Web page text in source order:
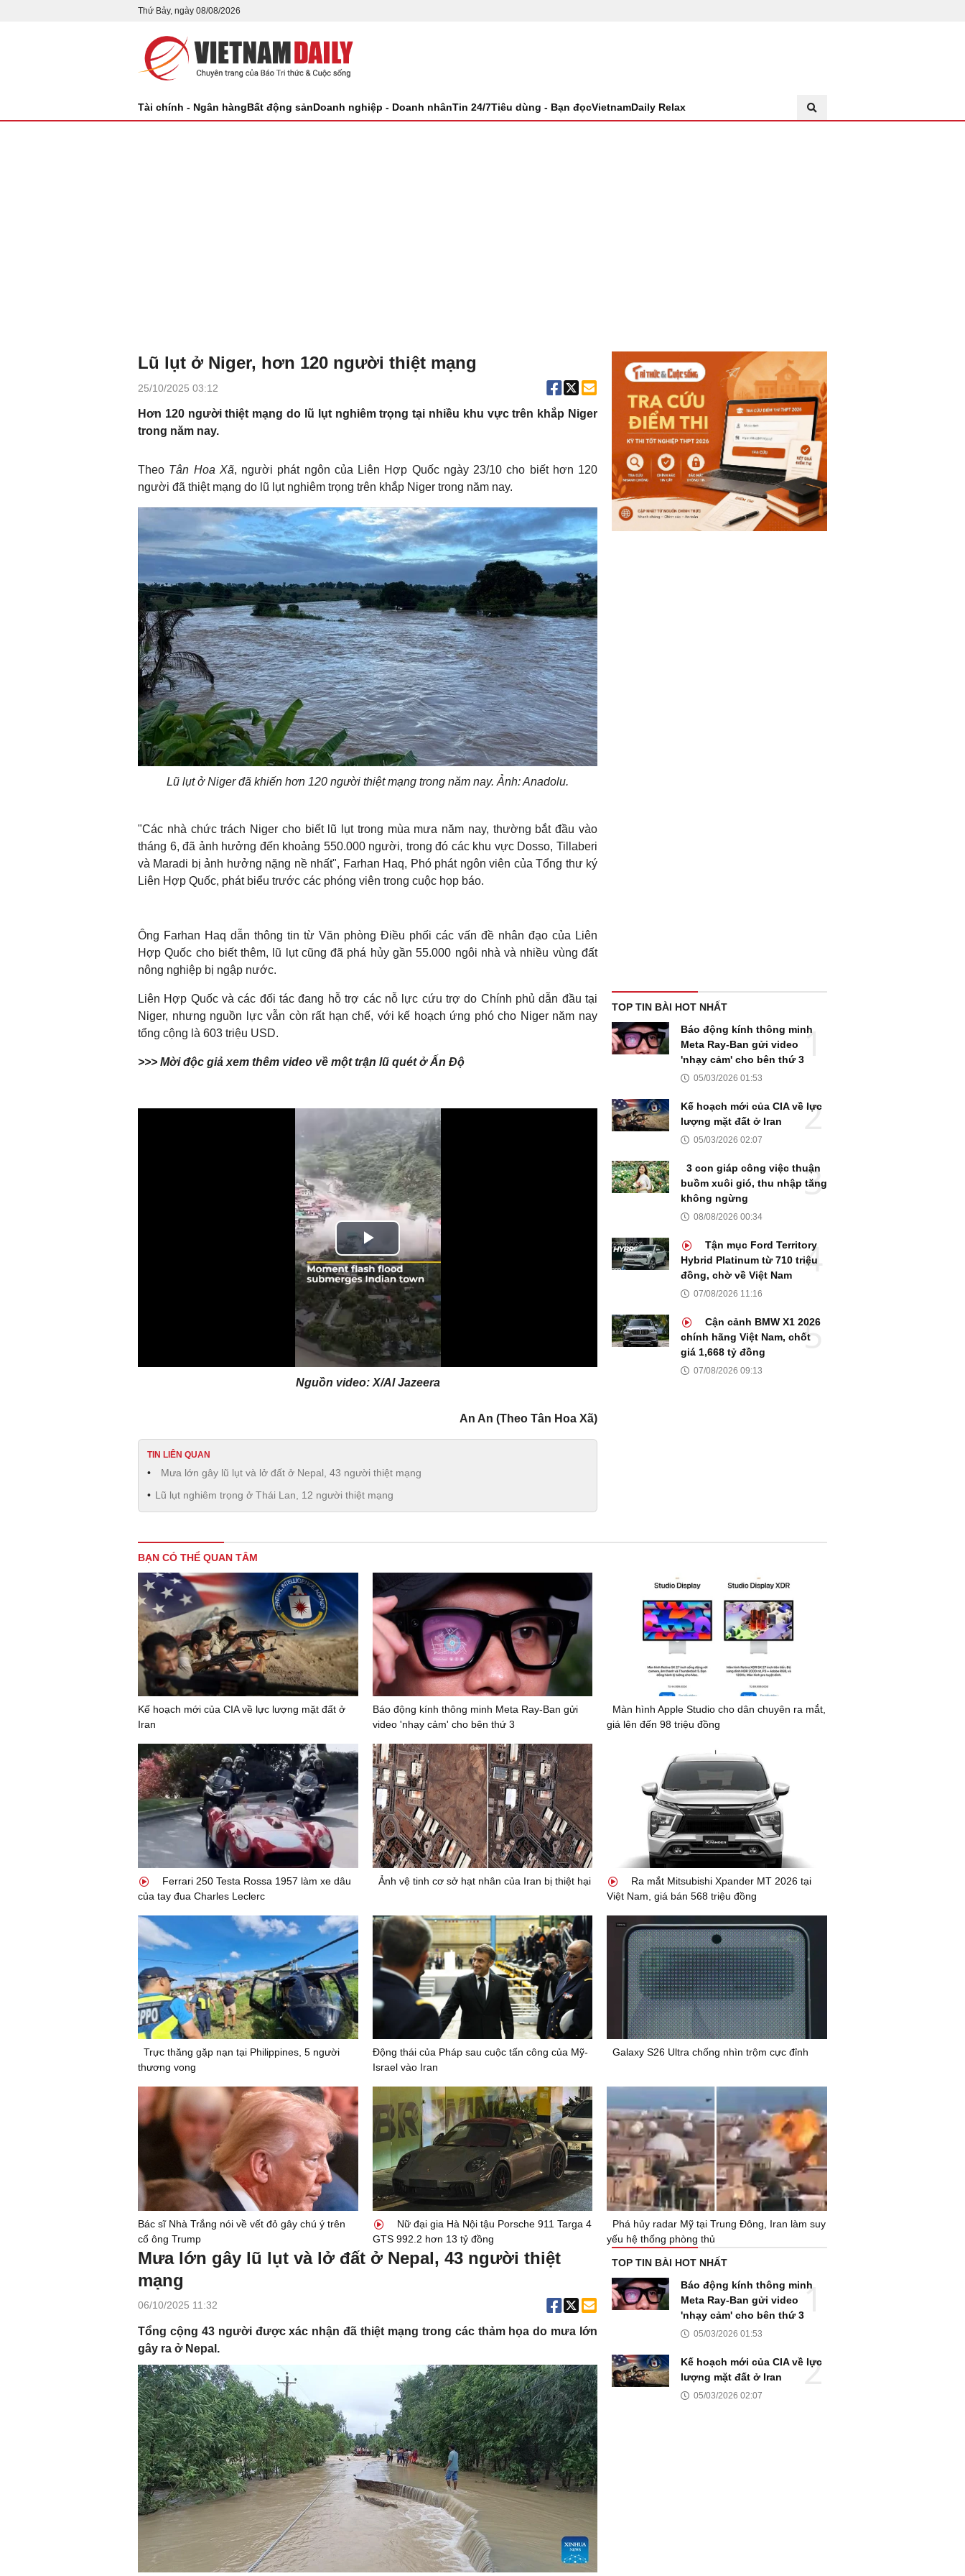
Thứ Bảy, ngày 08/08/2026
Tài chính - Ngân hàngBất động sảnDoanh nghiệp - Doanh nhânTin 24/7Tiêu dùng - Bạn đọcVietnamDaily Relax
Lũ lụt ở Niger, hơn 120 người thiệt mạng
25/10/2025 03:12
Hơn 120 người thiệt mạng do lũ lụt nghiêm trọng tại nhiều khu vực trên khắp Niger
trong năm nay.
Theo Tân Hoa Xã, người phát ngôn của Liên Hợp Quốc ngày 23/10 cho biết hơn 120
người đã thiệt mạng do lũ lụt nghiêm trọng trên khắp Niger trong năm nay.
Lũ lụt ở Niger đã khiến hơn 120 người thiệt mạng trong năm nay. Ảnh: Anadolu.
"Các nhà chức trách Niger cho biết lũ lụt trong mùa mưa năm nay, thường bắt đầu vào
tháng 6, đã ảnh hưởng đến khoảng 550.000 người, trong đó các khu vực Dosso, Tillaberi
và Maradi bị ảnh hưởng nặng nề nhất", Farhan Haq, Phó phát ngôn viên của Tổng thư ký
Liên Hợp Quốc, phát biểu trước các phóng viên trong cuộc họp báo.
Ông Farhan Haq dẫn thông tin từ Văn phòng Điều phối các vấn đề nhân đạo của Liên
Hợp Quốc cho biết thêm, lũ lụt cũng đã phá hủy gần 55.000 ngôi nhà và nhiều vùng đất
nông nghiệp bị ngập nước.
Liên Hợp Quốc và các đối tác đang hỗ trợ các nỗ lực cứu trợ do Chính phủ dẫn đầu tại
Niger, nhưng nguồn lực vẫn còn rất hạn chế, với kế hoạch ứng phó cho Niger năm nay
tổng cộng là 603 triệu USD.
>>> Mời độc giả xem thêm video về một trận lũ quét ở Ấn Độ
Play
Video
Nguồn video: X/Al Jazeera
An An (Theo Tân Hoa Xã)
TIN LIÊN QUAN
Mưa lớn gây lũ lụt và lở đất ở Nepal, 43 người thiệt mạng
Lũ lụt nghiêm trọng ở Thái Lan, 12 người thiệt mạng
TOP TIN BÀI HOT NHẤT
Báo động kính thông minh
Meta Ray-Ban gửi video
'nhạy cảm' cho bên thứ 3
05/03/2026 01:53
Kế hoạch mới của CIA về lực
lượng mặt đất ở Iran
05/03/2026 02:07
3 con giáp công việc thuận
buồm xuôi gió, thu nhập tăng
không ngừng
08/08/2026 00:34
Tận mục Ford Territory
Hybrid Platinum từ 710 triệu
đồng, chờ về Việt Nam
07/08/2026 11:16
Cận cảnh BMW X1 2026
chính hãng Việt Nam, chốt
giá 1,668 tỷ đồng
07/08/2026 09:13
BẠN CÓ THỂ QUAN TÂM
Kế hoạch mới của CIA về lực lượng mặt đất ở
Iran
Báo động kính thông minh Meta Ray-Ban gửi
video 'nhạy cảm' cho bên thứ 3
Màn hình Apple Studio cho dân chuyên ra mắt,
giá lên đến 98 triệu đồng
Ferrari 250 Testa Rossa 1957 làm xe dâu
của tay đua Charles Leclerc
Ảnh vệ tinh cơ sở hạt nhân của Iran bị thiệt hại
Ra mắt Mitsubishi Xpander MT 2026 tại
Việt Nam, giá bán 568 triệu đồng
Trực thăng gặp nạn tại Philippines, 5 người
thương vong
Động thái của Pháp sau cuộc tấn công của Mỹ-
Israel vào Iran
Galaxy S26 Ultra chống nhìn trộm cực đỉnh
Bác sĩ Nhà Trắng nói về vết đỏ gây chú ý trên
cổ ông Trump
Nữ đại gia Hà Nội tậu Porsche 911 Targa 4
GTS 992.2 hơn 13 tỷ đồng
Phá hủy radar Mỹ tại Trung Đông, Iran làm suy
yếu hệ thống phòng thủ
Mưa lớn gây lũ lụt và lở đất ở Nepal, 43 người thiệt
mạng
06/10/2025 11:32
Tổng cộng 43 người được xác nhận đã thiệt mạng trong các thảm họa do mưa lớn
gây ra ở Nepal.
TOP TIN BÀI HOT NHẤT
Báo động kính thông minh
Meta Ray-Ban gửi video
'nhạy cảm' cho bên thứ 3
05/03/2026 01:53
Kế hoạch mới của CIA về lực
lượng mặt đất ở Iran
05/03/2026 02:07